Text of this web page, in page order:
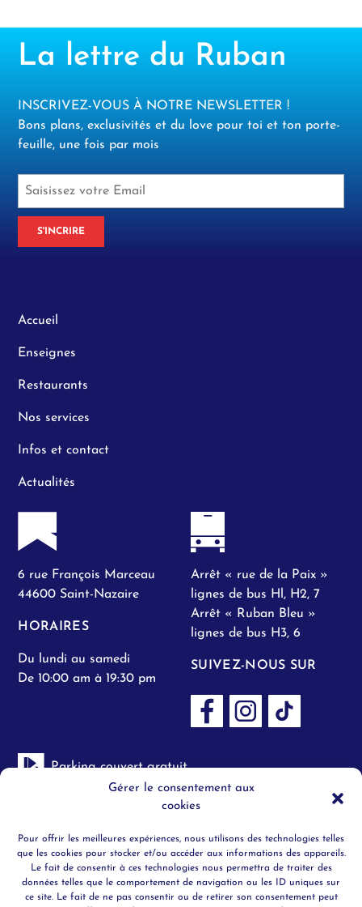
Gérer le consentement aux
cookies
Pour offrir les meilleures expériences, nous utilisons des technologies telles
que les cookies pour stocker et/ou accéder aux informations des appareils.
Le fait de consentir à ces technologies nous permettra de traiter des
données telles que le comportement de navigation ou les ID uniques sur
ce site. Le fait de ne pas consentir ou de retirer son consentement peut
La lettre du Ruban
INSCRIVEZ-VOUS À NOTRE NEWSLETTER !
Bons plans, exclusivités et du love pour toi et ton porte-
feuille, une fois par mois
S'INCRIRE
Accueil
Enseignes
Restaurants
Nos services
Infos et contact
Actualités
6 rue François Marceau
44600 Saint-Nazaire
HORAIRES
Du lundi au samedi
De 10:00 am à 19:30 pm
Arrêt « rue de la Paix »
lignes de bus Hl, H2, 7
Arrêt « Ruban Bleu »
lignes de bus H3, 6
SUIVEZ-NOUS SUR
Parking couvert gratuit
Objets trouvés
Securité